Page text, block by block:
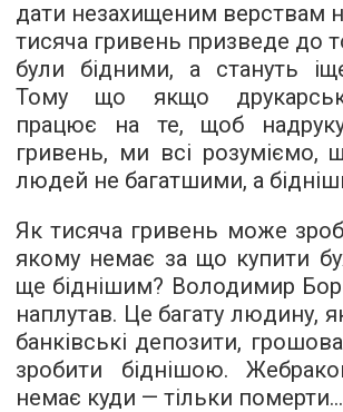
дати незахищеним верствам
тисяча гривень призведе до
були бідними, а стануть
Тому що якщо
працює на те, щоб
гривень, ми всі розуміємо,
людей не багатшими, а
Як тисяча гривень може
якому немає за що купити
ще біднішим? Володимир
наплутав. Це багату людину,
банківські депозити,
зробити біднішою.
немає куди — тільки померти...